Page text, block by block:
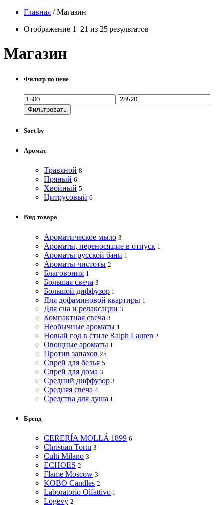
Главная /Магазин
Отображение 1–21 из 25 результатов
Магазин
Фильтр по цене
Фильтровать
Sort by
Аромат
Tравяной 8
Пряный 6
Хвойный 5
Цитрусовый 6
Вид товара
Ароматическое мыло 3
Ароматы, переносящие в отпуск 1
Ароматы русской бани 1
Ароматы чистоты 2
Благовония 1
Большая свеча 3
Большой диффузор 1
Для дофаминовой квартиры 1
Для сна и релаксации 3
Компактная свеча 3
Необычные ароматы 1
Новый год в стиле Ralph Lauren 2
Овощные ароматы 1
Против запахов 25
Спрей для белья 5
Спрей для дома 3
Средний диффузор 3
Средняя свеча 4
Средства для душа 1
Бренд
CERERÍA MOLLÁ 1899 6
Christian Tortu 3
Culti Milano 3
ECHOES 2
Flame Moscow 3
KOBO Candles 2
Laboratorio Olfattivo 1
Logevy 2